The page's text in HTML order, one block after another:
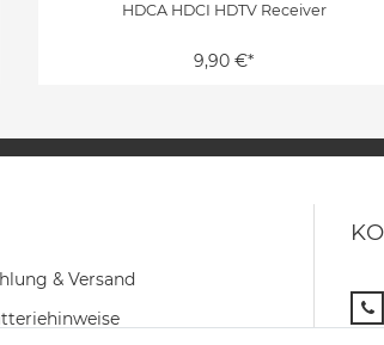
HDCA HDCI HDTV Receiver
9,90 €*
& Versand